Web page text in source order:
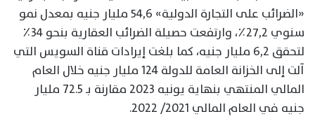
«الضرائب على التجارة الدولية» ٥٤,٦ مليار جنيه بمعدل نمو
سنوي ٢٧,٢٪، وارتفعت حصيلة الضرائب العقارية بنحو ٣٤٪
لتحقق ٦,٢ مليار جنيه، كما بلغت إيرادات قناة السويس التي
آلت إلى الخزانة العامة للدولة 124 مليار جنيه خلال العام
المالي المنتهي بنهاية يونيه 2023 مقارنة بـ 72.5 مليار
جنيه في العام المالي 2021/ 2022.